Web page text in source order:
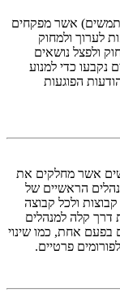
אשר מפקחים
לערוך ולמחוק
ולפצל נושאים
נקבעו כדי למנוע
הפוגעות
אשר מחלקים את
הראשיים של
ולכל קבוצה
דרך קלה למנהלים
אחת, כמו שינוי
פרטיים.